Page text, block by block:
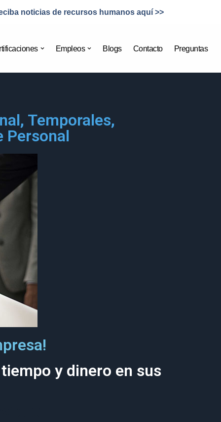
noticias de recursos humanos aquí >>
Empleos Blogs Contacto Preguntas
Temporales,
Personal
y dinero en sus